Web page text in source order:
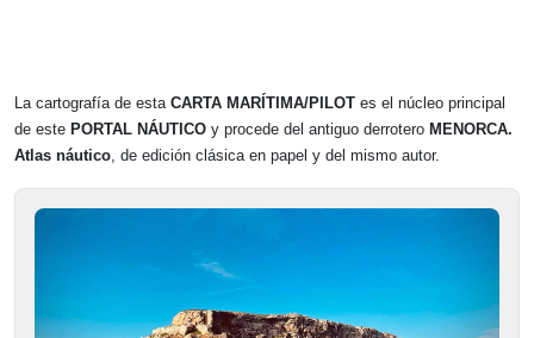
La cartografía de esta CARTA MARÍTIMA/PILOT es el núcleo principal
de este PORTAL NÁUTICO y procede del antiguo derrotero MENORCA.
Atlas náutico, de edición clásica en papel y del mismo autor.